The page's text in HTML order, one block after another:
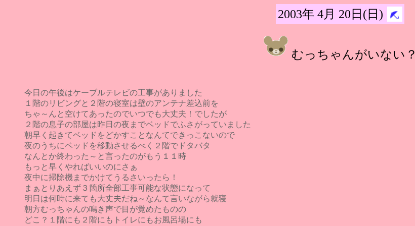
2003年 4月 20日(日)
むっちゃんがいない？
今日の午後はケーブルテレビの工事がありました
１階のリビングと２階の寝室は壁のアンテナ差込前を
ちゃ～んと空けてあったのでいつでも大丈夫！でしたが
２階の息子の部屋は昨日の夜までベッドでふさがっていました
朝早く起きてベッドをどかすことなんてできっこないので
夜のうちにベッドを移動させるべく２階でドタバタ
なんとか終わった～と言ったのがもう１１時
もっと早くやればいいのにさぁ
夜中に掃除機までかけてうるさいったら！
まぁとりあえず３箇所全部工事可能な状態になって
明日は何時に来ても大丈夫だね～なんて言いながら就寝
朝方むっちゃんの鳴き声で目が覚めたものの
どこ？１階にも２階にもトイレにもお風呂場にも